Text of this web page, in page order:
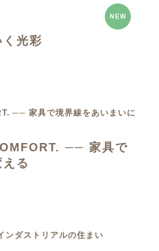
NEW
光彩
── 家具で
る